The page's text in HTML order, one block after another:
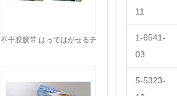
11
1-6541-
03
5-5323-
不干胶胶带 はってはがせるテ